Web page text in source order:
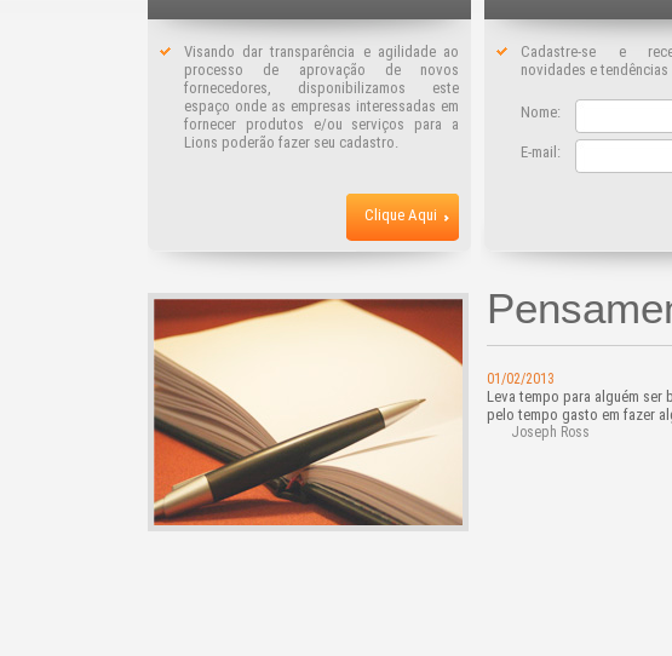
Visando dar transparência e agilidade ao
processo de aprovação de novos
fornecedores, disponibilizamos este
espaço onde as empresas interessadas em
fornecer produtos e/ou serviços para a
Lions poderão fazer seu cadastro.
Clique Aqui
Cadastre-se e
novidades e
Nome:
E-mail:
01/02/2013
Leva tempo para alguém ser
pelo tempo gasto em fazer
Joseph Ross